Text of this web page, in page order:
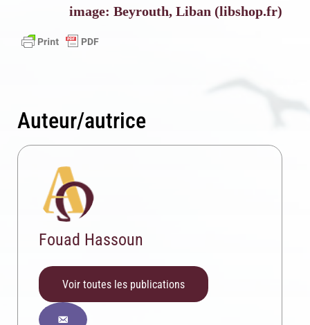
image: Beyrouth, Liban (libshop.fr)
Auteur/autrice
Fouad Hassoun
Voir toutes les publications
Inscription News Letter